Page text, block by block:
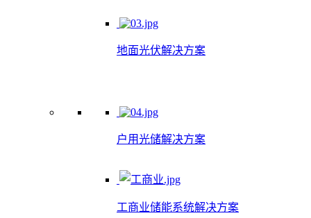
地面光伏解决方案
户用光储解决方案
工商业储能系统解决方案